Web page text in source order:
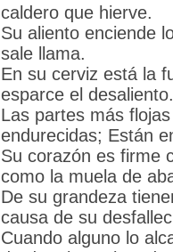
caldero que hierve.
Su aliento enciende
sale llama.
En su cerviz está la
esparce el desaliento.
Las partes más
endurecidas; Están
Su corazón es firme
como la muela de
De su grandeza
causa de su
Cuando alguno lo